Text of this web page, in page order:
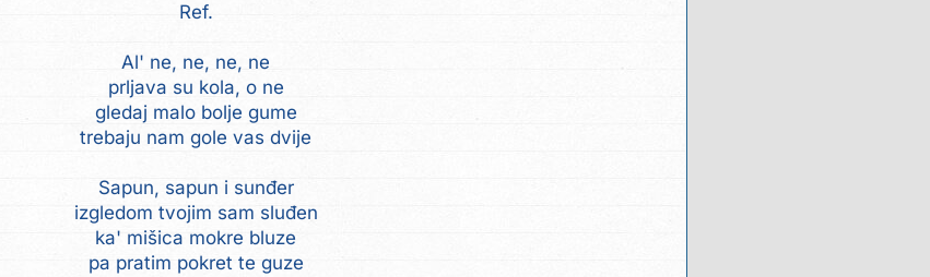
Ref.
Al' ne, ne, ne, ne
prljava su kola, o ne
gledaj malo bolje gume
trebaju nam gole vas dvije
Sapun, sapun i sunđer
izgledom tvojim sam sluđen
ka' mišica mokre bluze
pa pratim pokret te guze